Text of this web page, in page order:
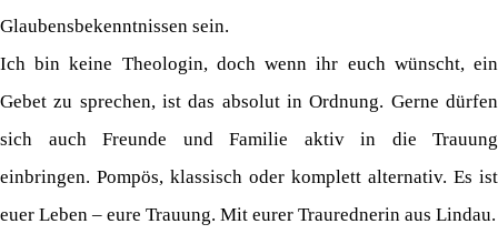
Glaubensbekenntnissen sein.
Ich bin keine Theologin, doch wenn ihr euch wünscht, ein
Gebet zu sprechen, ist das absolut in Ordnung. Gerne dürfen
sich auch Freunde und Familie aktiv in die Trauung
einbringen. Pompös, klassisch oder komplett alternativ. Es ist
euer Leben – eure Trauung. Mit eurer Traurednerin aus Lindau.